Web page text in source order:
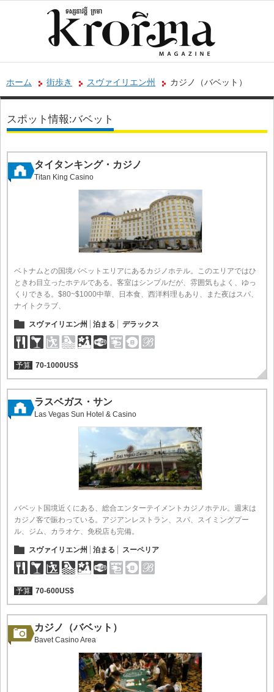
ホーム 街歩き スヴァイリエン州 カジノ（バベット）
スポット情報:バベット
タイタンキング・カジノ
Titan King Casino
ベトナムとの国境バベットエリアにあるカジノホテル。このエリアではひ
ときわ目立ったホテルである。客室はシンプルだが、雰囲気もよく、ゆっ
くりできる。$80~$1000中華、日本食、西洋料理もあり、また夜はスパ、
ナイトクラブ、
スヴァイリエン州 泊まる デラックス
予算 70-1000US$
ラスベガス・サン
Las Vegas Sun Hotel & Casino
バベット国境近くにある、総合エンターテイメントカジノホテル。週末は
カジノ客で賑わっている。アジアンレストラン、スパ、スイミングプー
ル、ジム、カラオケ、免税店も完備。
スヴァイリエン州 泊まる スーペリア
予算 70-600US$
カジノ（バベット）
Bavet Casino Area